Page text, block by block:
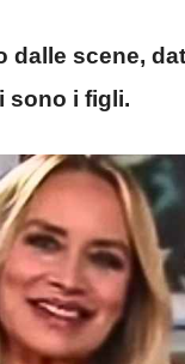
dalle scene,
sono i figli.